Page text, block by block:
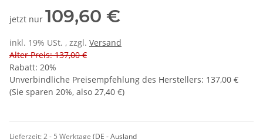
jetzt nur 109,60 €
inkl. 19% USt. , zzgl. Versand
Alter Preis: 137,00 €
Rabatt: 20%
Unverbindliche Preisempfehlung des Herstellers: 137,00 €
(Sie sparen 20%, also 27,40 €)
Lieferzeit:2 - 5 Werktage (DE - Ausland